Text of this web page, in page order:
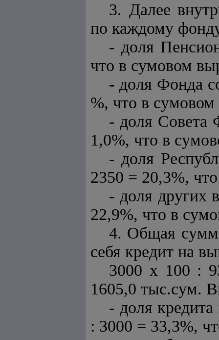
3. Далее
по каждому
- доля
что в сумовом
- доля Фонда
%, что в
- доля Совета
1,0%, что в
- доля
2350 = 20,3%,
- доля других
22,9%, что в
4. Общая
себя кредит на
3000 х 100 :
1605,0 тыс.сум.
- доля
: 3000 = 33,3%,